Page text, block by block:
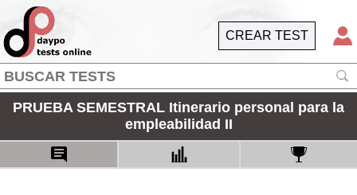
CREAR TEST
PRUEBA SEMESTRAL Itinerario personal para la
empleabilidad II